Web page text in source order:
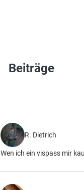
Beiträge
R. Dietrich
Wen ich ein vispass mir